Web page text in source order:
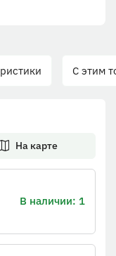
С этим
На карте
В наличии: 1